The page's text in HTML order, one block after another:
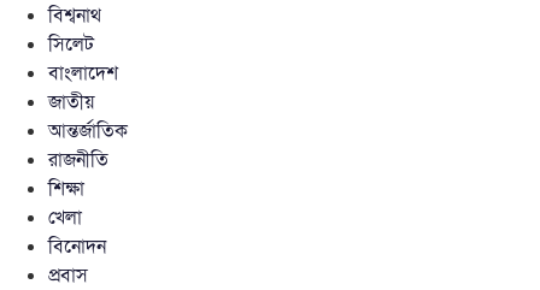
বিশ্বনাথ
সিলেট
বাংলাদেশ
জাতীয়
আন্তর্জাতিক
রাজনীতি
শিক্ষা
খেলা
বিনোদন
প্রবাস